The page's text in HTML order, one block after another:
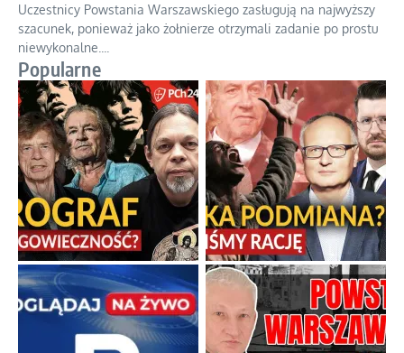
Uczestnicy Powstania Warszawskiego zasługują na najwyższy
szacunek, ponieważ jako żołnierze otrzymali zadanie po prostu
niewykonalne.
Popularne